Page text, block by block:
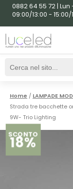
0882 64 55 72 | Lun
09:00/13:00 - 15:00/
Home / LAMPADE
Strada tre bacchette
9W- Trio Lighting
SCONTO
18%